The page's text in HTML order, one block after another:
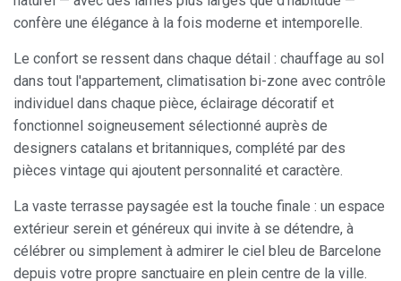
confère une élégance à la fois moderne et intemporelle.
Le confort se ressent dans chaque détail : chauffage au sol
dans tout l'appartement, climatisation bi-zone avec contrôle
individuel dans chaque pièce, éclairage décoratif et
fonctionnel soigneusement sélectionné auprès de
designers catalans et britanniques, complété par des
pièces vintage qui ajoutent personnalité et caractère.
La vaste terrasse paysagée est la touche finale : un espace
extérieur serein et généreux qui invite à se détendre, à
célébrer ou simplement à admirer le ciel bleu de Barcelone
depuis votre propre sanctuaire en plein centre de la ville.
Technique et Fonctionnel
Toujours actif
Ce site Web utilise ses propres cookies pour collecter des
informations afin d'améliorer nos services. Si vous
continuez à naviguer, vous acceptez leur installation.
L'utilisateur a la possibilité de configurer son navigateur,
pouvant, s'il le souhaite, empêcher leur installation sur son
disque dur, même s'il doit garder à l'esprit qu'une telle
action peut entraîner des difficultés de navigation sur le
site.
Analyse et Personnalisation
Ils permettent le suivi et l'analyse du comportement des
utilisateurs de ce site. Les informations collectées via ce
Web pour l'élaboration des profils de navigation des